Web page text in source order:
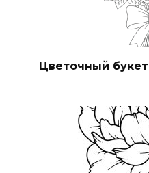
Цветочный букет